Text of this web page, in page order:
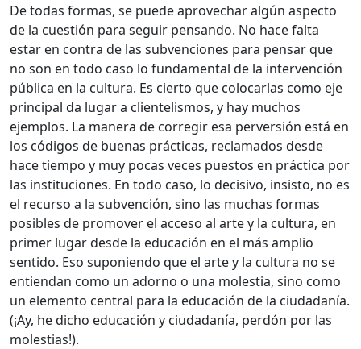
De todas formas, se puede aprovechar algún aspecto
de la cuestión para seguir pensando. No hace falta
estar en contra de las subvenciones para pensar que
no son en todo caso lo fundamental de la intervención
pública en la cultura. Es cierto que colocarlas como eje
principal da lugar a clientelismos, y hay muchos
ejemplos. La manera de corregir esa perversión está en
los códigos de buenas prácticas, reclamados desde
hace tiempo y muy pocas veces puestos en práctica por
las instituciones. En todo caso, lo decisivo, insisto, no es
el recurso a la subvención, sino las muchas formas
posibles de promover el acceso al arte y la cultura, en
primer lugar desde la educación en el más amplio
sentido. Eso suponiendo que el arte y la cultura no se
entiendan como un adorno o una molestia, sino como
un elemento central para la educación de la ciudadanía.
(¡Ay, he dicho educación y ciudadanía, perdón por las
molestias!).